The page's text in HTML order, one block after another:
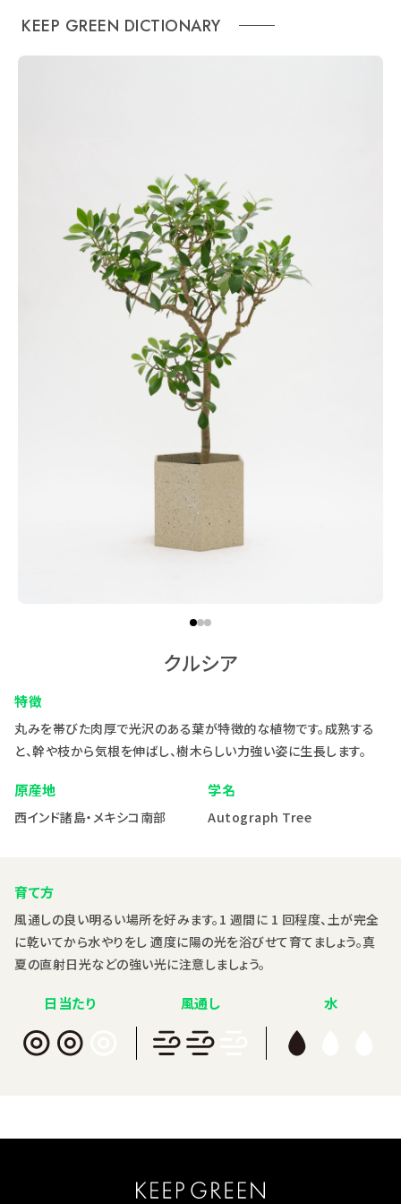
KEEP GREEN DICTIONARY
123
クルシア
特徴
丸みを帯びた肉厚で光沢のある葉が特徴的な植物です。成熟する
と、幹や枝から気根を伸ばし、樹木らしい力強い姿に生長します。
原産地
西インド諸島・メキシコ南部
学名
Autograph Tree
育て方
風通しの良い明るい場所を好みます。1 週間に 1 回程度、土が完全
に乾いてから水やりをし 適度に陽の光を浴びせて育てましょう。真
夏の直射日光などの強い光に注意しましょう。
日当たり 風通し 水